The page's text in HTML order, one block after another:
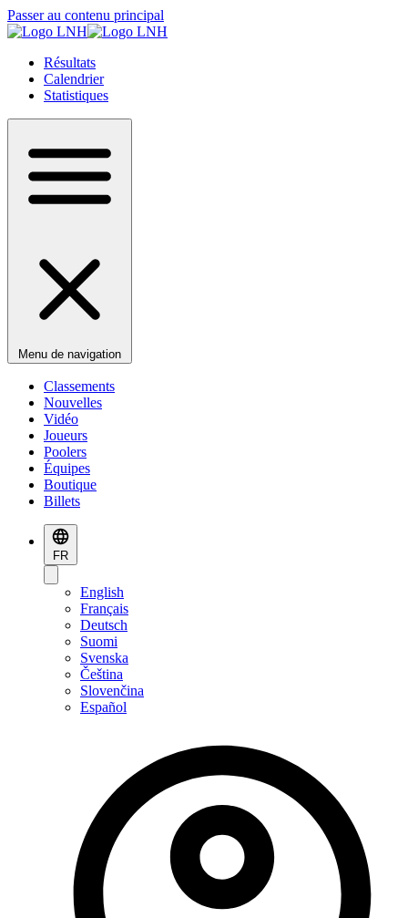
Passer au contenu principal
Résultats
Calendrier
Statistiques
Menu de navigation
Classements
Nouvelles
Vidéo
Joueurs
Poolers
Équipes
Boutique
Billets
FR
English
Français
Deutsch
Suomi
Svenska
Čeština
Slovenčina
Español